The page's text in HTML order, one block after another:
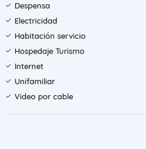
Despensa
Electricidad
Habitación servicio
Hospedaje Turismo
Internet
Unifamiliar
Video por cable